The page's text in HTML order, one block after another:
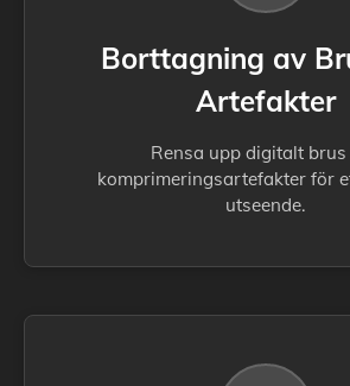
Borttagning av
Artefakter
Rensa upp digitalt brus
komprimeringsartefakter för
utseende.